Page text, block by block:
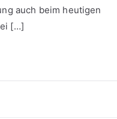
auch beim heutigen
[…]